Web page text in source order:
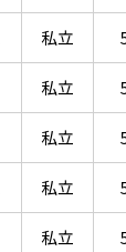
私立
私立
私立
私立
私立